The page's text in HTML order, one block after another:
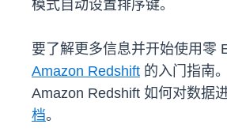
模式自动设置排序键。
要了解更多信息并开始使用零
Amazon Redshift 的入门指南
Amazon Redshift 如何对数据
档。